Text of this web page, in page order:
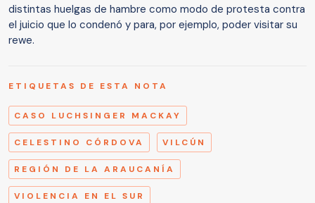
distintas huelgas de hambre como modo de protesta contra
el juicio que lo condenó y para, por ejemplo, poder visitar su
rewe.
ETIQUETAS DE ESTA NOTA
CASO LUCHSINGER MACKAY
CELESTINO CÓRDOVA VILCÚN
REGIÓN DE LA ARAUCANÍA
VIOLENCIA EN EL SUR